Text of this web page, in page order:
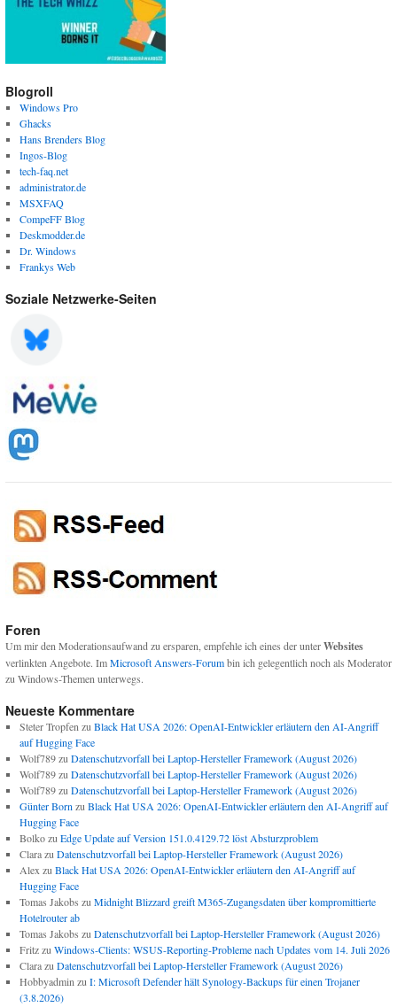
Blogroll
Windows Pro
Ghacks
Hans Brenders Blog
Ingos-Blog
tech-faq.net
administrator.de
MSXFAQ
CompeFF Blog
Deskmodder.de
Dr. Windows
Frankys Web
Soziale Netzwerke-Seiten
Foren
Um mir den Moderationsaufwand zu ersparen, empfehle ich eines der unterWebsites
verlinkten Angebote. ImMicrosoft Answers-Forumbin ich gelegentlich noch als Moderator
zu Windows-Themen unterwegs.
Neueste Kommentare
Steter Tropfen zu Black Hat USA 2026: OpenAI-Entwickler erläutern den AI-Angriff
auf Hugging Face
Wolf789zu Datenschutzvorfall bei Laptop-Hersteller Framework (August 2026)
Wolf789zu Datenschutzvorfall bei Laptop-Hersteller Framework (August 2026)
Wolf789zu Datenschutzvorfall bei Laptop-Hersteller Framework (August 2026)
Günter Born zu Black Hat USA 2026: OpenAI-Entwickler erläutern den AI-Angriff auf
Hugging Face
Bolkozu Edge Update auf Version 151.0.4129.72 löst Absturzproblem
Clarazu Datenschutzvorfall bei Laptop-Hersteller Framework (August 2026)
Alex zu Black Hat USA 2026: OpenAI-Entwickler erläutern den AI-Angriff auf
Hugging Face
Tomas Jakobs zu Midnight Blizzard greift M365-Zugangsdaten über kompromittierte
Hotelrouter ab
Tomas Jakobs zu Datenschutzvorfall bei Laptop-Hersteller Framework (August 2026)
Fritzzu Windows-Clients: WSUS-Reporting-Probleme nach Updates vom 14. Juli 2026
Clarazu Datenschutzvorfall bei Laptop-Hersteller Framework (August 2026)
Hobbyadmin zu I: Microsoft Defender hält Synology-Backups für einen Trojaner
(3.8.2026)